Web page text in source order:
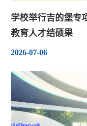
学校举行吉的堡专
教育人才结硕果
2026-07-06